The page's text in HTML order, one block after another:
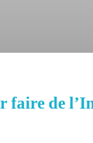
faire de